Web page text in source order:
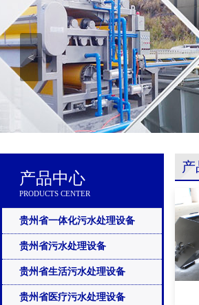
<
产品中心
PRODUCTS CENTER
贵州省一体化污水处理设备
贵州省污水处理设备
贵州省生活污水处理设备
贵州省医疗污水处理设备
产